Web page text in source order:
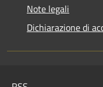
Note legali
Dichiarazione di